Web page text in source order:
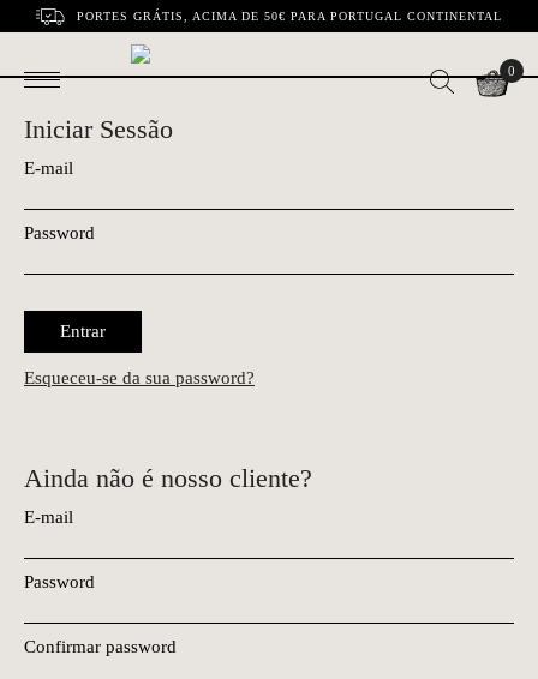
PORTES GRÁTIS, ACIMA DE 50€ PARA PORTUGAL CONTINENTAL
0
Iniciar Sessão
E-mail
Password
Entrar
Esqueceu-se da sua password?
Ainda não é nosso cliente?
E-mail
Password
Confirmar password